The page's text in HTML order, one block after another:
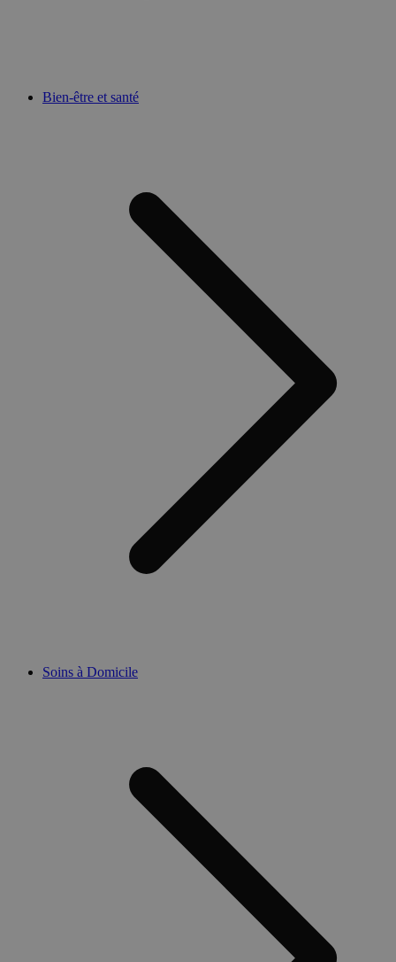
Bien-être et santé
Soins à Domicile